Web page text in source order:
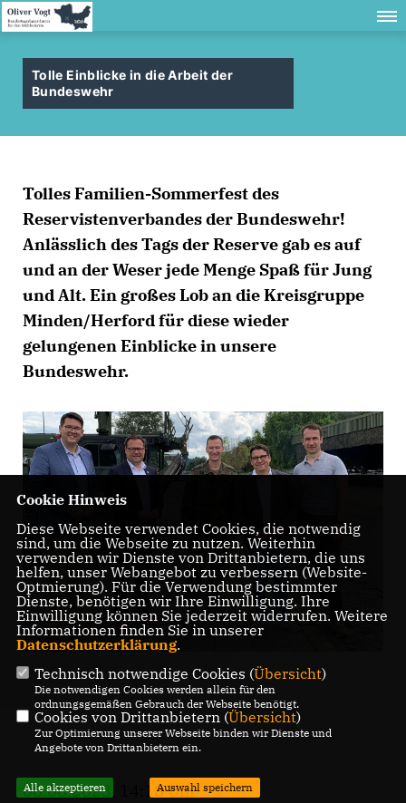
Tolle Einblicke in die Arbeit der
Bundeswehr
Tolles Familien-Sommerfest des
Reservistenverbandes der Bundeswehr!
Anlässlich des Tags der Reserve gab es auf
und an der Weser jede Menge Spaß für Jung
und Alt. Ein großes Lob an die Kreisgruppe
Minden/Herford für diese wieder
gelungenen Einblicke in unsere
Bundeswehr.
06.08.2023, 14:18 Uhr
Cookie Hinweis
Diese Webseite verwendet Cookies, die notwendig
sind, um die Webseite zu nutzen. Weiterhin
verwenden wir Dienste von Drittanbietern, die uns
helfen, unser Webangebot zu verbessern (Website-
Optmierung). Für die Verwendung bestimmter
Dienste, benötigen wir Ihre Einwilligung. Ihre
Einwilligung können Sie jederzeit widerrufen. Weitere
Informationen finden Sie in unserer
Datenschutzerklärung.
Technisch notwendige Cookies (Übersicht)
Die notwendigen Cookies werden allein für den
ordnungsgemäßen Gebrauch der Webseite benötigt.
Cookies von Drittanbietern (Übersicht)
Zur Optimierung unserer Webseite binden wir Dienste und
Angebote von Drittanbietern ein.
Alle akzeptieren Auswahl speichern